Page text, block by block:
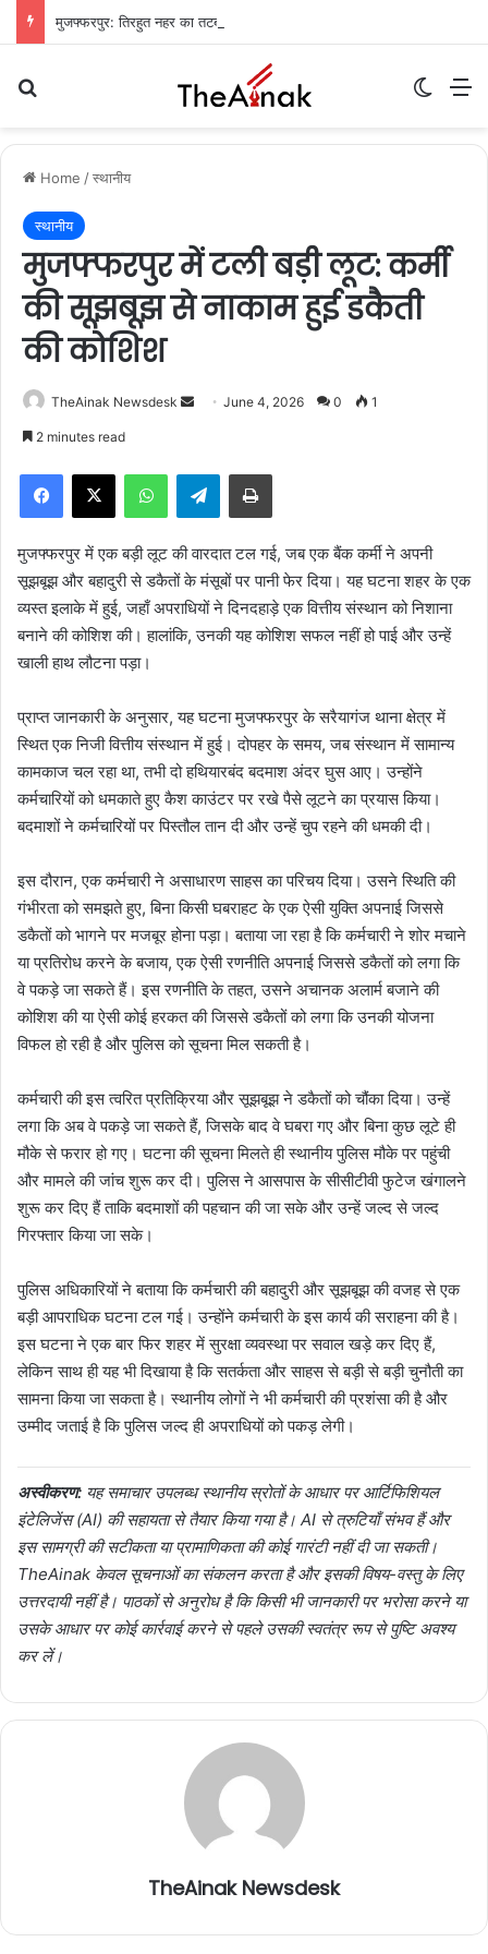
Home /स्थानीय
स्थानीय
मुजफ्फरपुर में टली बड़ी लूट: कर्मी
की सूझबूझ से नाकाम हुई डकैती
की कोशिश
TheAinak Newsdesk
a
e
m
a
i
June 4, 2026 0 1
2 minutes read
Telegram
मुजफ्फरपुर में एक बड़ी लूट की वारदात टल गई, जब एक बैंक कर्मी ने अपनी
सूझबूझ और बहादुरी से डकैतों के मंसूबों पर पानी फेर दिया। यह घटना शहर के एक
व्यस्त इलाके में हुई, जहाँ अपराधियों ने दिनदहाड़े एक वित्तीय संस्थान को निशाना
बनाने की कोशिश की। हालांकि, उनकी यह कोशिश सफल नहीं हो पाई और उन्हें
खाली हाथ लौटना पड़ा।
प्राप्त जानकारी के अनुसार, यह घटना मुजफ्फरपुर के सरैयागंज थाना क्षेत्र में
स्थित एक निजी वित्तीय संस्थान में हुई। दोपहर के समय, जब संस्थान में सामान्य
कामकाज चल रहा था, तभी दो हथियारबंद बदमाश अंदर घुस आए। उन्होंने
कर्मचारियों को धमकाते हुए कैश काउंटर पर रखे पैसे लूटने का प्रयास किया।
बदमाशों ने कर्मचारियों पर पिस्तौल तान दी और उन्हें चुप रहने की धमकी दी।
इस दौरान, एक कर्मचारी ने असाधारण साहस का परिचय दिया। उसने स्थिति की
गंभीरता को समझते हुए, बिना किसी घबराहट के एक ऐसी युक्ति अपनाई जिससे
डकैतों को भागने पर मजबूर होना पड़ा। बताया जा रहा है कि कर्मचारी ने शोर मचाने
या प्रतिरोध करने के बजाय, एक ऐसी रणनीति अपनाई जिससे डकैतों को लगा कि
वे पकड़े जा सकते हैं। इस रणनीति के तहत, उसने अचानक अलार्म बजाने की
कोशिश की या ऐसी कोई हरकत की जिससे डकैतों को लगा कि उनकी योजना
विफल हो रही है और पुलिस को सूचना मिल सकती है।
कर्मचारी की इस त्वरित प्रतिक्रिया और सूझबूझ ने डकैतों को चौंका दिया। उन्हें
लगा कि अब वे पकड़े जा सकते हैं, जिसके बाद वे घबरा गए और बिना कुछ लूटे ही
मौके से फरार हो गए। घटना की सूचना मिलते ही स्थानीय पुलिस मौके पर पहुंची
और मामले की जांच शुरू कर दी। पुलिस ने आसपास के सीसीटीवी फुटेज खंगालने
शुरू कर दिए हैं ताकि बदमाशों की पहचान की जा सके और उन्हें जल्द से जल्द
गिरफ्तार किया जा सके।
पुलिस अधिकारियों ने बताया कि कर्मचारी की बहादुरी और सूझबूझ की वजह से एक
बड़ी आपराधिक घटना टल गई। उन्होंने कर्मचारी के इस कार्य की सराहना की है।
इस घटना ने एक बार फिर शहर में सुरक्षा व्यवस्था पर सवाल खड़े कर दिए हैं,
लेकिन साथ ही यह भी दिखाया है कि सतर्कता और साहस से बड़ी से बड़ी चुनौती का
सामना किया जा सकता है। स्थानीय लोगों ने भी कर्मचारी की प्रशंसा की है और
उम्मीद जताई है कि पुलिस जल्द ही अपराधियों को पकड़ लेगी।
अस्वीकरण: यह समाचार उपलब्ध स्थानीय स्रोतों के आधार पर आर्टिफिशियल
इंटेलिजेंस (AI) की सहायता से तैयार किया गया है। AI से त्रुटियाँ संभव हैं और
इस सामग्री की सटीकता या प्रामाणिकता की कोई गारंटी नहीं दी जा सकती।
TheAinak केवल सूचनाओं का संकलन करता है और इसकी विषय-वस्तु के लिए
उत्तरदायी नहीं है। पाठकों से अनुरोध है कि किसी भी जानकारी पर भरोसा करने या
उसके आधार पर कोई कार्रवाई करने से पहले उसकी स्वतंत्र रूप से पुष्टि अवश्य
कर लें।
TheAinak Newsdesk